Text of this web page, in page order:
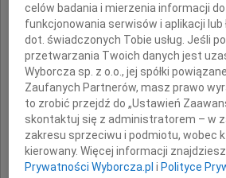
celów badania i mierzenia informacji
funkcjonowania serwisów i aplikacji lub
dot. świadczonych Tobie usług. Jeśli
przetwarzania Twoich danych jest
Wyborcza sp. z o.o., jej spółki
Zaufanych Partnerów, masz prawo
to zrobić przejdź do „Ustawień
skontaktuj się z administratorem – w
zakresu sprzeciwu i podmiotu, wobec
kierowany. Więcej informacji
Prywatności Wyborcza.pl iPolityce